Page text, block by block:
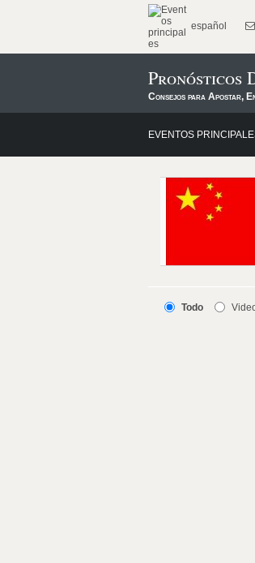
español
Pronósticos
Consejos para Apostar,
EVENTOS
Todo